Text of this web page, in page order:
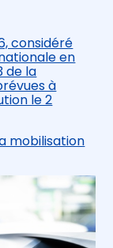
considéré
en
de la
à
le 2
mobilisation